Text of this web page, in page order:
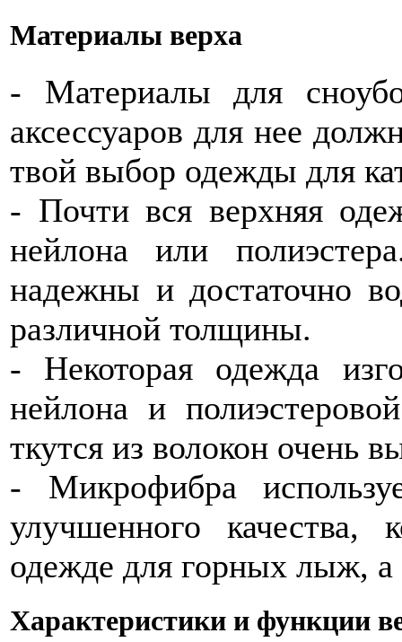
Материалы верха
- Материалы для
аксессуаров для нее
твой выбор одежды для
- Почти вся верхняя
нейлона или
надежны и достаточно
различной толщины.
- Некоторая одежда
нейлона и
ткутся из волокон очень
- Микрофибра
улучшенного качества,
одежде для горных лыж, а
Характеристики и функции